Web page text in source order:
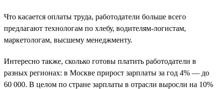
Что касается оплаты труда, работодатели больше всего
предлагают технологам по хлебу, водителям-логистам,
маркетологам, высшему менеджменту.
Интересно также, сколько готовы платить работодатели в
разных регионах: в Москве прирост зарплаты за год 4% — до
60 000. В целом по стране зарплаты в отрасли выросли на 10%